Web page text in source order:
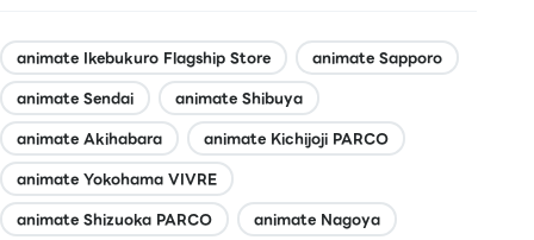
animate Ikebukuro Flagship Store
animate Sapporo
animate Sendai
animate Shibuya
animate Akihabara
animate Kichijoji PARCO
animate Yokohama VIVRE
animate Shizuoka PARCO
animate Nagoya